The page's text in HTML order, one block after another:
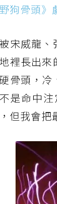
野狗骨頭
宋威龍
裡長出
骨頭，冷
是命中
但我會把